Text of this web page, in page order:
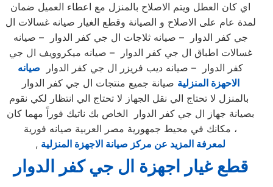
اي كان العطل ويتم الاصلاح بالمنزل مع اعطاء العميل ضمان
لمدة عام على الاصلاح و الصيانة وقطع الغيار صيانه غسالات ال
جي كفر الدوار – صيانه ثلاجات ال جي كفر الدوار – صيانه
غسالات اطباق ال جي كفر الدوار – صيانه ميكروويف ال جي
كفر الدوار – صيانه ديب فريزر ال جي كفر الدوار صيانه
الاحهزة المنزلية صيانة جميع منتجات ال جي كفر الدوار
بالمنزل لا تحتاج الي نقل الجهاز لا تحتاج الي انتظار لكي نقوم
بصيانة جهاز ال جي كفر الدوار الخاص بك ناتيك فوراً مهما كان
مكانك في محيط جمهورية مصر العربية صيانه فورية ،
, لمعرفة المزيد عن مركز صيانة الاجهزة المنزلية
قطع غيار اجهزة ال جي كفر الدوار